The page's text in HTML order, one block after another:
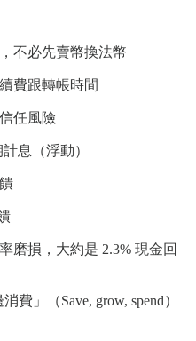
不必先賣幣換法幣
費跟轉帳時間
任風險
息（浮動）
磨損，大約是 2.3% 現金回
費」（Save, grow, spend）